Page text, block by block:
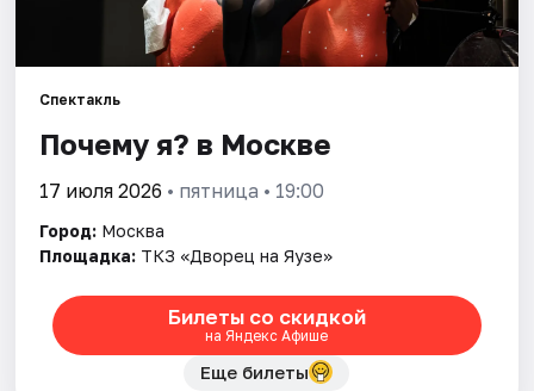
Площадки
Артисты
Рейтинги
Спектакль
Почему я? в Москве
17 июля 2026 • пятница • 19:00
Город: Москва
Площадка: ТКЗ «Дворец на Яузе»
Билеты со скидкой
на Яндекс Афише
Еще билеты